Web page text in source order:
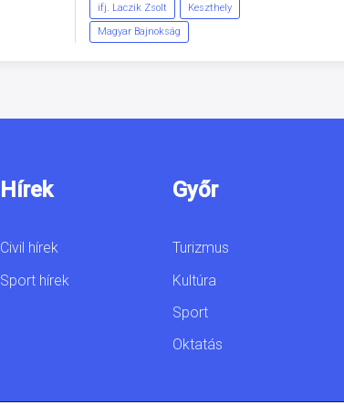
ifj. Laczik Zsolt
Keszthely
Magyar Bajnokság
Hírek
Civil hírek
Sport hírek
Győr
Turizmus
Kultúra
Sport
Oktatás